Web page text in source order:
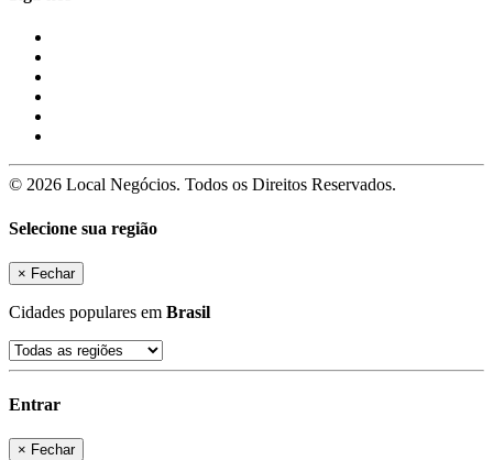
© 2026 Local Negócios. Todos os Direitos Reservados.
Selecione sua região
× Fechar
Cidades populares em Brasil
Entrar
× Fechar